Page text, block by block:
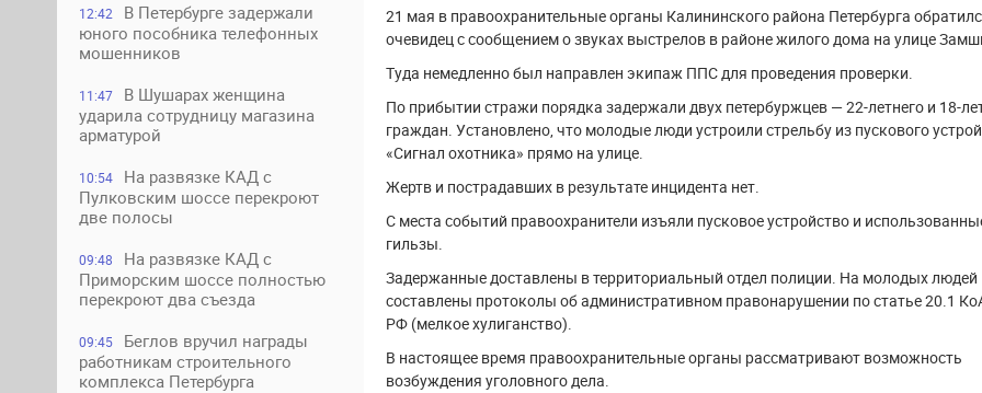
12:42
В Петербурге задержали
юного пособника телефонных
мошенников
11:47
В Шушарах женщина
ударила сотрудницу магазина
арматурой
10:54
На развязке КАД с
Пулковским шоссе перекроют
две полосы
09:48
На развязке КАД с
Приморским шоссе полностью
перекроют два съезда
09:45
Беглов вручил награды
работникам строительного
комплекса Петербурга
21 мая в правоохранительные органы Калининского района Петербурга
очевидец с сообщением о звуках выстрелов в районе жилого дома на улице
Туда немедленно был направлен экипаж ППС для проведения проверки.
По прибытии стражи порядка задержали двух петербуржцев — 22-летнего и 18-
граждан. Установлено, что молодые люди устроили стрельбу из пускового
«Сигнал охотника» прямо на улице.
Жертв и пострадавших в результате инцидента нет.
С места событий правоохранители изъяли пусковое устройство и
гильзы.
Задержанные доставлены в территориальный отдел полиции. На молодых людей
составлены протоколы об административном правонарушении по статье 20.1
РФ (мелкое хулиганство).
В настоящее время правоохранительные органы рассматривают возможность
возбуждения уголовного дела.